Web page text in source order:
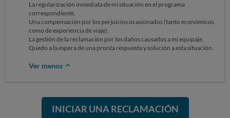
La regularización inmediata de mi situación en el programa
correspondiente.
Una compensación por los perjuicios ocasionados (tanto económicos
como de experiencia de viaje).
La gestión de la reclamación por los daños causados a mi equipaje.
Quedo a la espera de una pronta respuesta y solución a esta situación.
Ver menos
INICIAR UNA RECLAMACIÓN